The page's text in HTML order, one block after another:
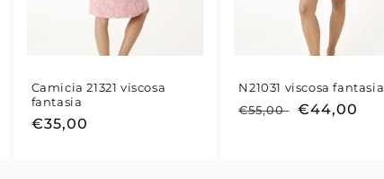
Camicia 21321 viscosa
fantasia
Prezzo
€35,00
N21031 viscosa fantasia
Prezzo
€55,00
Prezzo
€44,00